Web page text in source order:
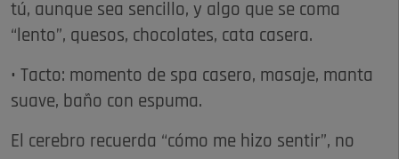
tú, aunque sea sencillo, y algo que se coma
“lento”, quesos, chocolates, cata casera.
• Tacto: momento de spa casero, masaje, manta
suave, baño con espuma.
El cerebro recuerda “cómo me hizo sentir”, no